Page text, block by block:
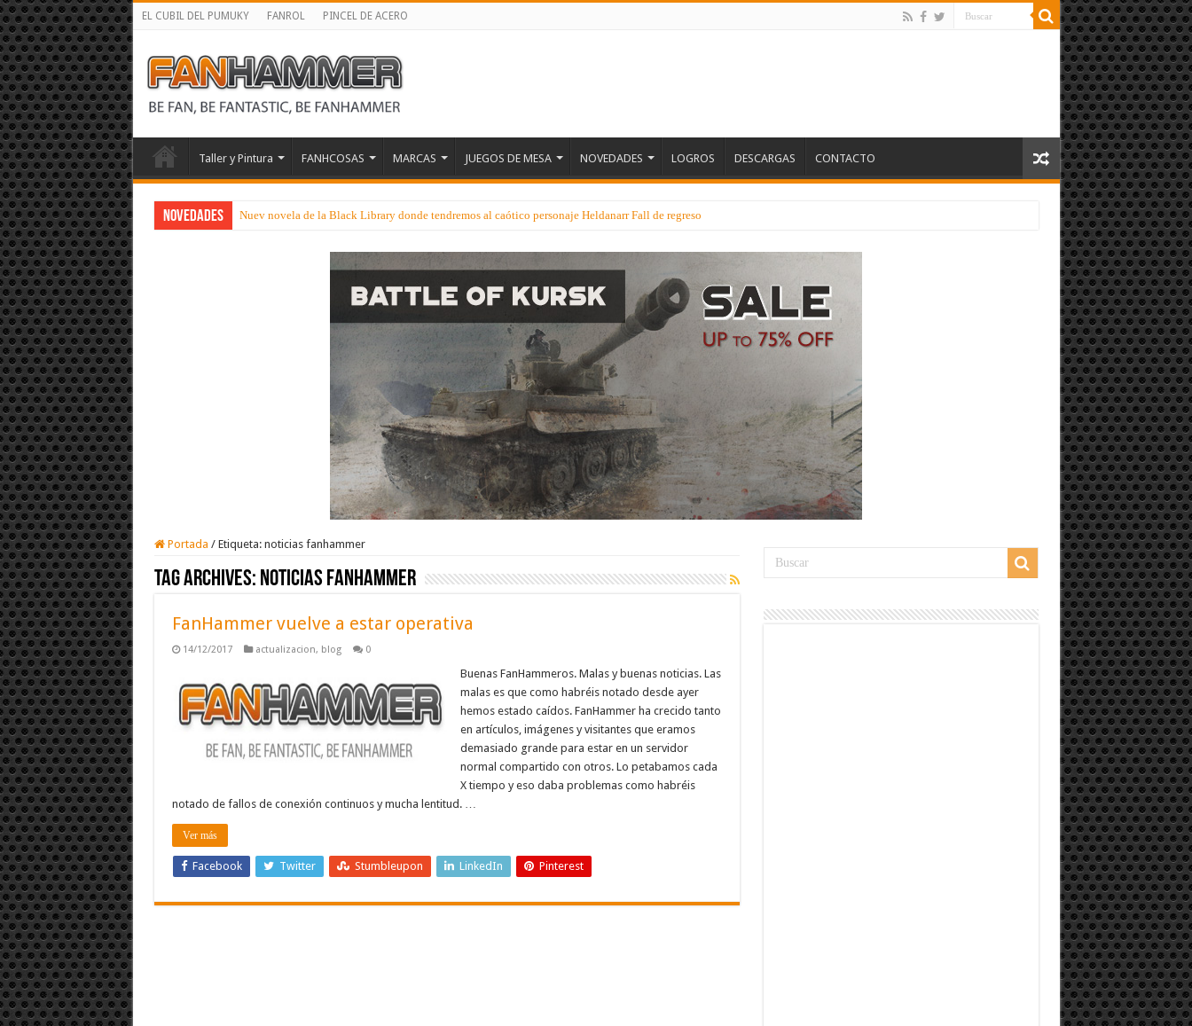
EL CUBIL DEL PUMUKY FANROL PINCEL DE ACERO
Taller y Pintura FANHCOSAS MARCAS JUEGOS DE MESA NOVEDADES LOGROS DESCARGAS CONTACTO
NOVEDADES Nuev novela de la Black Library donde tendremos al caótico personaje Heldanarr Fall de regreso
Portada / Etiqueta: noticias fanhammer
Tag Archives: noticias fanhammer
FanHammer vuelve a estar operativa
14/12/2017 actualizacion, blog 0
Buenas FanHammeros. Malas y buenas noticias. Las
malas es que como habréis notado desde ayer
hemos estado caídos. FanHammer ha crecido tanto
en artículos, imágenes y visitantes que eramos
demasiado grande para estar en un servidor
normal compartido con otros. Lo petabamos cada
X tiempo y eso daba problemas como habréis
notado de fallos de conexión continuos y mucha lentitud. …
Ver más
Facebook Twitter Stumbleupon LinkedIn Pinterest